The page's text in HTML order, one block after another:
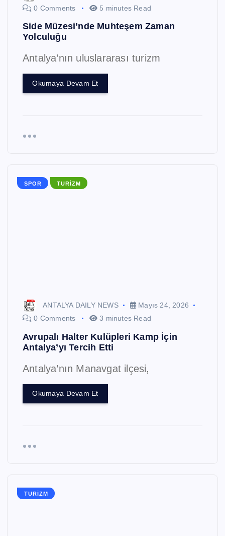
0 Comments
5 minutes Read
Side Müzesi’nde Muhteşem Zaman
Yolculuğu
Antalya’nın uluslararası turizm
Okumaya Devam Et
SPOR TURIZM
ANTALYA DAILY NEWS
Mayıs 24, 2026
0 Comments
3 minutes Read
Avrupalı Halter Kulüpleri Kamp İçin
Antalya’yı Tercih Etti
Antalya’nın Manavgat ilçesi,
Okumaya Devam Et
TURIZM